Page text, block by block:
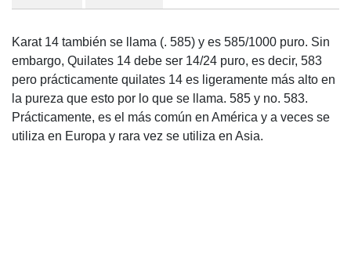
Karat 14 también se llama (. 585) y es 585/1000 puro. Sin
embargo, Quilates 14 debe ser 14/24 puro, es decir, 583
pero prácticamente quilates 14 es ligeramente más alto en
la pureza que esto por lo que se llama. 585 y no. 583.
Prácticamente, es el más común en América y a veces se
utiliza en Europa y rara vez se utiliza en Asia.